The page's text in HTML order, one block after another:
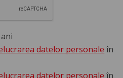
datelor personale în
datelor personale în